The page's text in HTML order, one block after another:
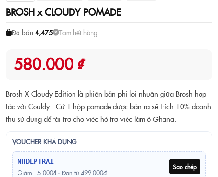
BROSH x CLOUDY POMADE
Đã bán 4,475 Tạm hết hàng
580.000 ₫
Brosh X Cloudy Edition là phiên bản phi lợi nhuận giữa Brosh hợp
tác với Couldy - Cứ 1 hộp pomade được bán ra sẽ trích 10% doanh
thu sử dụng để tài trợ cho việc hỗ trợ việc làm ở Ghana.
VOUCHER KHẢ DỤNG
NHDEPTRAI
Giảm 15.000đ · Đơn từ 499.000đ
Sao chép